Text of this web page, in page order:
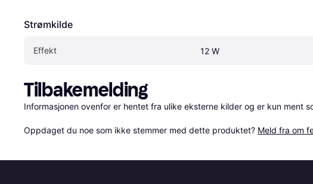
Strømkilde
Effekt 12 W
Tilbakemelding
Informasjonen ovenfor er hentet fra ulike eksterne kilder og er kun ment
Oppdaget du noe som ikke stemmer med dette produktet? Meld fra om